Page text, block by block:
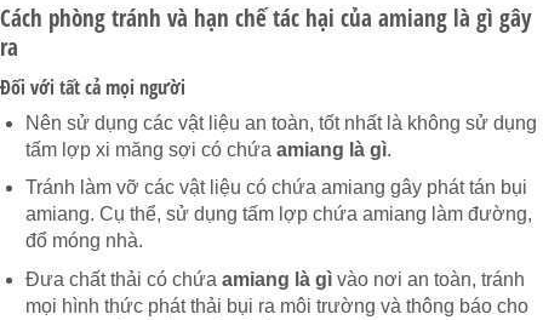
Cách phòng tránh và hạn chế tác hại của amiang là gì gây
ra
Đối với tất cả mọi người
Nên sử dụng các vật liệu an toàn, tốt nhất là không sử dụng
tấm lợp xi măng sợi có chứa amiang là gì.
Tránh làm vỡ các vật liệu có chứa amiang gây phát tán bụi
amiang. Cụ thể, sử dụng tấm lợp chứa amiang làm đường,
đổ móng nhà.
Đưa chất thải có chứa amiang là gìvào nơi an toàn, tránh
mọi hình thức phát thải bụi ra môi trường và thông báo cho